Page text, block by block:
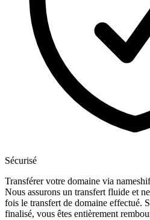
Sécurisé
Transférer votre domaine via
Nous assurons un transfert fluide et
fois le transfert de domaine effectué.
finalisé, vous êtes entièrement